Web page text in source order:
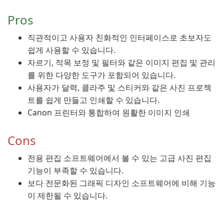
Pros
직관적이고 사용자 친화적인 인터페이스로 초보자도
쉽게 사용할 수 있습니다.
자르기, 적목 보정 및 필터와 같은 이미지 편집 및 관리
를 위한 다양한 도구가 포함되어 있습니다.
사용자가 달력, 콜라주 및 스티커와 같은 사진 프로젝
트를 쉽게 만들고 인쇄할 수 있습니다.
Canon 프린터와 통합하여 원활한 이미지 인쇄
Cons
전용 편집 소프트웨어에서 볼 수 있는 고급 사진 편집
기능이 부족할 수 있습니다.
보다 전문화된 그래픽 디자인 소프트웨어에 비해 기능
이 제한될 수 있습니다.